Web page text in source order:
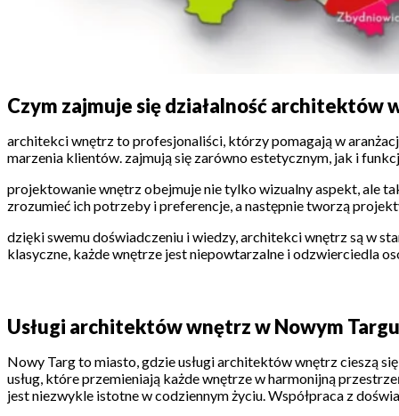
Czym zajmuje się działalność architektów
architekci wnętrz to profesjonaliści, którzy pomagają w
marzenia klientów. zajmują się zarówno estetycznym, jak i
projektowanie wnętrz obejmuje nie tylko wizualny aspekt, ale
zrozumieć ich potrzeby i preferencje, a następnie tworzą
dzięki swemu doświadczeniu i wiedzy, architekci wnętrz są w
klasyczne, każde wnętrze jest niepowtarzalne i odzwierciedla
Usługi architektów wnętrz w Nowym Targu
Nowy Targ to miasto, gdzie usługi architektów wnętrz cieszą
usług, które przemieniają każde wnętrze w harmonijną
jest niezwykle istotne w codziennym życiu. Współpraca z